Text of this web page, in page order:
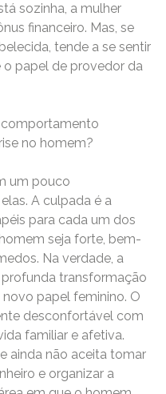
sozinha, a mulher
financeiro. Mas, se
tende a se sentir
papel de provedor da
comportamento
no homem?
um pouco
A culpada é a
para cada um dos
seja forte, bem-
Na verdade, a
transformação
papel feminino. O
desconfortável com
familiar e afetiva.
ainda não aceita tomar
e organizar a